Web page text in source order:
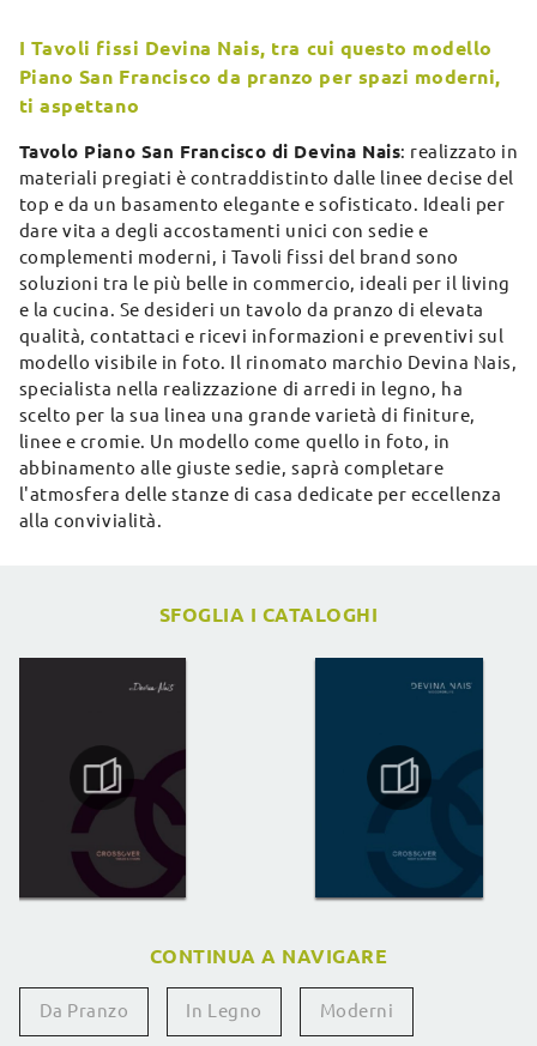
I Tavoli fissi Devina Nais, tra cui questo modello
Piano San Francisco da pranzo per spazi moderni,
ti aspettano
Tavolo Piano San Francisco di Devina Nais: realizzato in
materiali pregiati è contraddistinto dalle linee decise del
top e da un basamento elegante e sofisticato. Ideali per
dare vita a degli accostamenti unici con sedie e
complementi moderni, i Tavoli fissi del brand sono
soluzioni tra le più belle in commercio, ideali per il living
e la cucina. Se desideri un tavolo da pranzo di elevata
qualità, contattaci e ricevi informazioni e preventivi sul
modello visibile in foto. Il rinomato marchio Devina Nais,
specialista nella realizzazione di arredi in legno, ha
scelto per la sua linea una grande varietà di finiture,
linee e cromie. Un modello come quello in foto, in
abbinamento alle giuste sedie, saprà completare
l'atmosfera delle stanze di casa dedicate per eccellenza
alla convivialità.
SFOGLIA I CATALOGHI
CONTINUA A NAVIGARE
Da Pranzo In Legno Moderni